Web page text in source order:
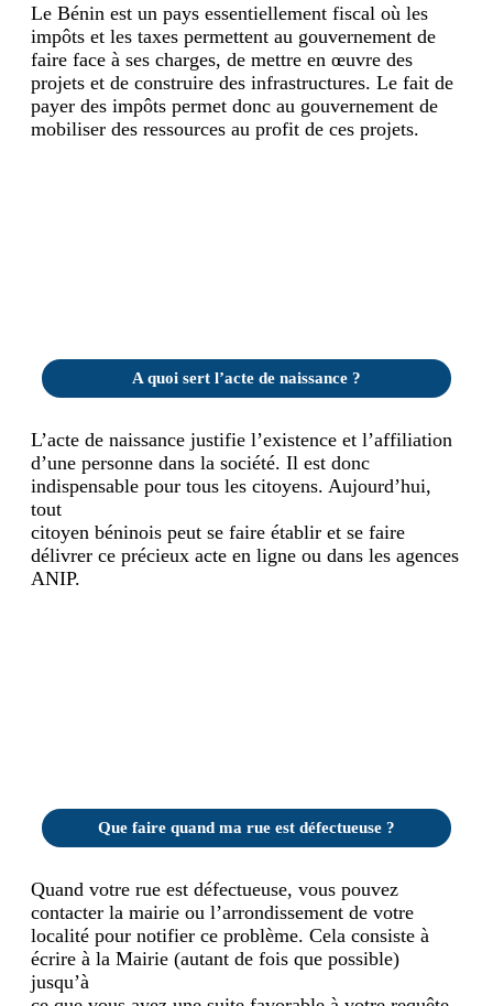
Le Bénin est un pays essentiellement fiscal où les
impôts et les taxes permettent au gouvernement de
faire face à ses charges, de mettre en œuvre des
projets et de construire des infrastructures. Le fait de
payer des impôts permet donc au gouvernement de
mobiliser des ressources au profit de ces projets.
A quoi sert l’acte de naissance ?
L’acte de naissance justifie l’existence et l’affiliation
d’une personne dans la société. Il est donc
indispensable pour tous les citoyens. Aujourd’hui,
tout
citoyen béninois peut se faire établir et se faire
délivrer ce précieux acte en ligne ou dans les agences
ANIP.
Que faire quand ma rue est défectueuse ?
Quand votre rue est défectueuse, vous pouvez
contacter la mairie ou l’arrondissement de votre
localité pour notifier ce problème. Cela consiste à
écrire à la Mairie (autant de fois que possible)
jusqu’à